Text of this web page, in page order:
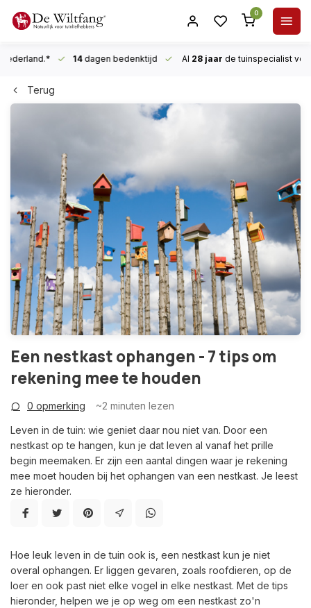
0
14dagen bedenktijd Al 28 jaar de tuinspecialist
Terug
Een nestkast ophangen - 7 tips om
rekening mee te houden
0 opmerking ~2 minuten lezen
Leven in de tuin: wie geniet daar nou niet van. Door een
nestkast op te hangen, kun je dat leven al vanaf het prille
begin meemaken. Er zijn een aantal dingen waar je rekening
mee moet houden bij het ophangen van een nestkast. Je leest
ze hieronder.
Hoe leuk leven in de tuin ook is, een nestkast kun je niet
overal ophangen. Er liggen gevaren, zoals roofdieren, op de
loer en ook past niet elke vogel in elke nestkast. Met de tips
hieronder, helpen we je op weg om een nestkast zo'n